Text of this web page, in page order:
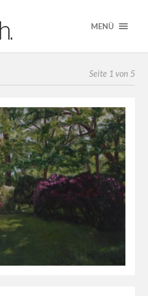
MENÜ
Seite 1 von 5